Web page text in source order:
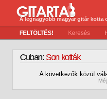
A legnagyobb magyar gitár kotta
FELTÖLTÉS! Keresés
Cuban:Son kották
A következők közül